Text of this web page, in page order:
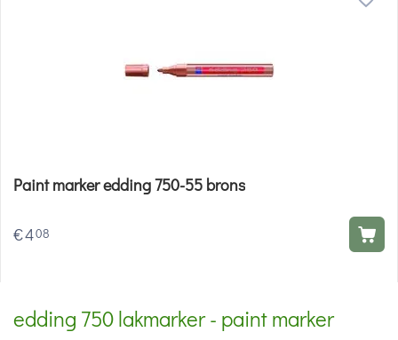
edding 750 lakmarker - paint marker
Paint marker edding 750-55 brons
€408